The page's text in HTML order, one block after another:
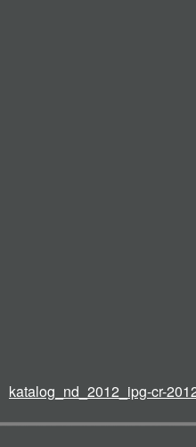
katalog_nd_2012_ipg-cr-